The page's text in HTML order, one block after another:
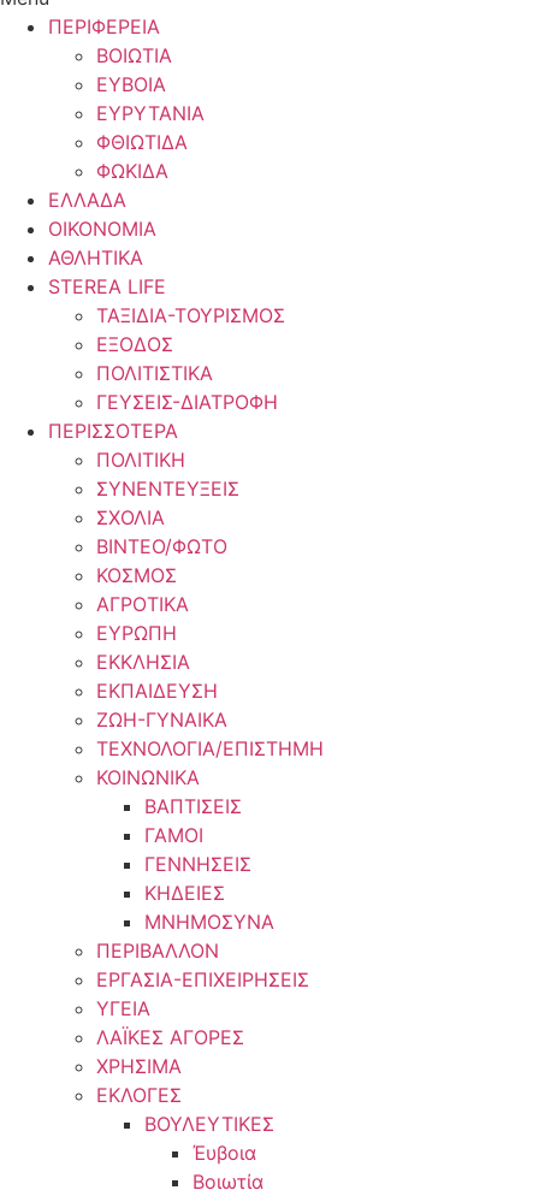
ΠΕΡΙΦΕΡΕΙΑ
ΒΟΙΩΤΙΑ
ΕΥΒΟΙΑ
ΕΥΡΥΤΑΝΙΑ
ΦΘΙΩΤΙΔΑ
ΦΩΚΙΔΑ
ΕΛΛΑΔΑ
ΟΙΚΟΝΟΜΙΑ
ΑΘΛΗΤΙΚΑ
STEREA LIFE
ΤΑΞΙΔΙΑ-ΤΟΥΡΙΣΜΟΣ
ΕΞΟΔΟΣ
ΠΟΛΙΤΙΣΤΙΚΑ
ΓΕΥΣΕΙΣ-ΔΙΑΤΡΟΦΗ
ΠΕΡΙΣΣΟΤΕΡΑ
ΠΟΛΙΤΙΚΗ
ΣΥΝΕΝΤΕΥΞΕΙΣ
ΣΧΟΛΙΑ
ΒΙΝΤΕΟ/ΦΩΤΟ
ΚΟΣΜΟΣ
ΑΓΡΟΤΙΚΑ
ΕΥΡΩΠΗ
ΕΚΚΛΗΣΙΑ
ΕΚΠΑΙΔΕΥΣΗ
ΖΩΗ-ΓΥΝΑΙΚΑ
ΤΕΧΝΟΛΟΓΙΑ/ΕΠΙΣΤΗΜΗ
ΚΟΙΝΩΝΙΚΑ
ΒΑΠΤΙΣΕΙΣ
ΓΑΜΟΙ
ΓΕΝΝΗΣΕΙΣ
ΚΗΔΕΙΕΣ
ΜΝΗΜΟΣΥΝΑ
ΠΕΡΙΒΑΛΛΟΝ
ΕΡΓΑΣΙΑ-ΕΠΙΧΕΙΡΗΣΕΙΣ
ΥΓΕΙΑ
ΛΑΪΚΕΣ ΑΓΟΡΕΣ
ΧΡΗΣΙΜΑ
ΕΚΛΟΓΕΣ
ΒΟΥΛΕΥΤΙΚΕΣ
Έυβοια
Βοιωτία